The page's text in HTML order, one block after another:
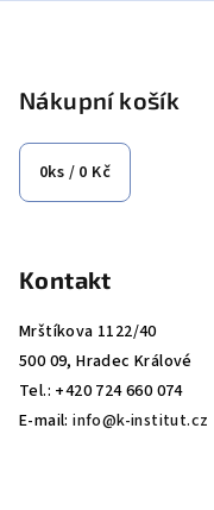
Nákupní košík
0ks / 0 Kč
Kontakt
Mrštíkova 1122/40
500 09, Hradec Králové
Tel.: +420 724 660 074
E-mail:info@k-institut.cz